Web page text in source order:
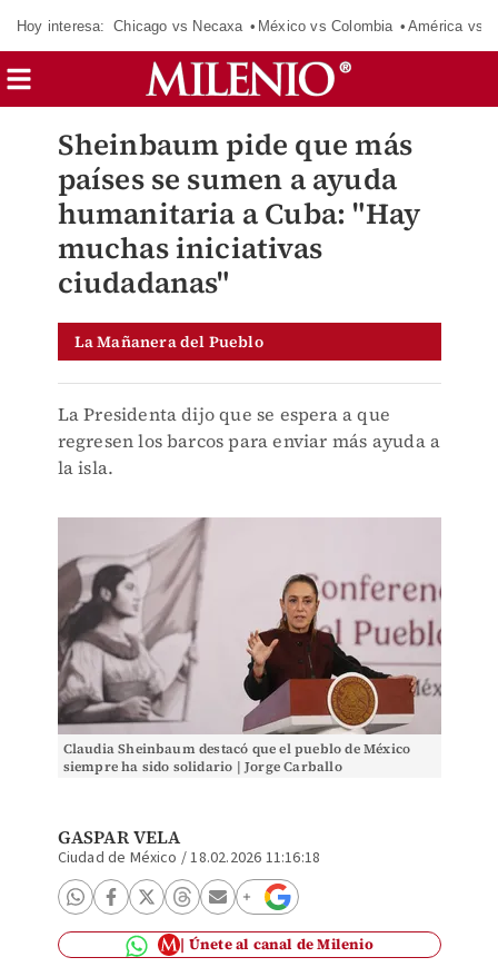
Hoy interesa: Chicago vs Necaxa México vs Colombia América vs
Sheinbaum pide que más
países se sumen a ayuda
humanitaria a Cuba: "Hay
muchas iniciativas
ciudadanas"
La Mañanera del Pueblo
La Presidenta dijo que se espera a que
regresen los barcos para enviar más ayuda a
la isla.
Claudia Sheinbaum destacó que el pueblo de México
siempre ha sido solidario | Jorge Carballo
GASPAR VELA
Ciudad de México /18.02.2026 11:16:18
Únete al canal de Milenio